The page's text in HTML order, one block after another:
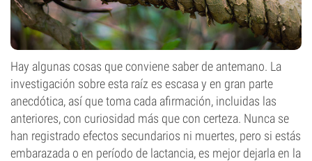
Hay algunas cosas que conviene saber de antemano. La
investigación sobre esta raíz es escasa y en gran parte
anecdótica, así que toma cada afirmación, incluidas las
anteriores, con curiosidad más que con certeza. Nunca se
han registrado efectos secundarios ni muertes, pero si estás
embarazada o en período de lactancia, es mejor dejarla en la